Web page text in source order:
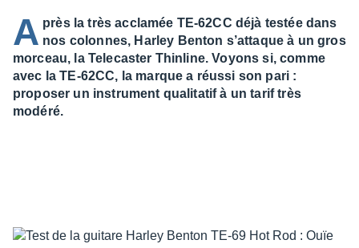
A près la très acclamée TE-62CC déjà testée dans
nos colonnes, Harley Benton s’attaque à un gros
morceau, la Telecaster Thinline. Voyons si, comme
avec la TE-62CC, la marque a réussi son pari :
proposer un instrument qualitatif à un tarif très
modéré.